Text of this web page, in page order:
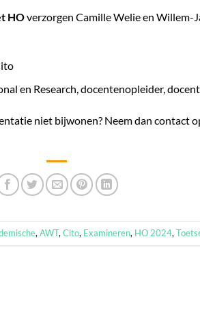
HOverzorgen Camille Welie en Willem-
en Research, docentenopleider,
niet bijwonen? Neem dan contact
,AWT,Cito, Examineren, HO 2024,